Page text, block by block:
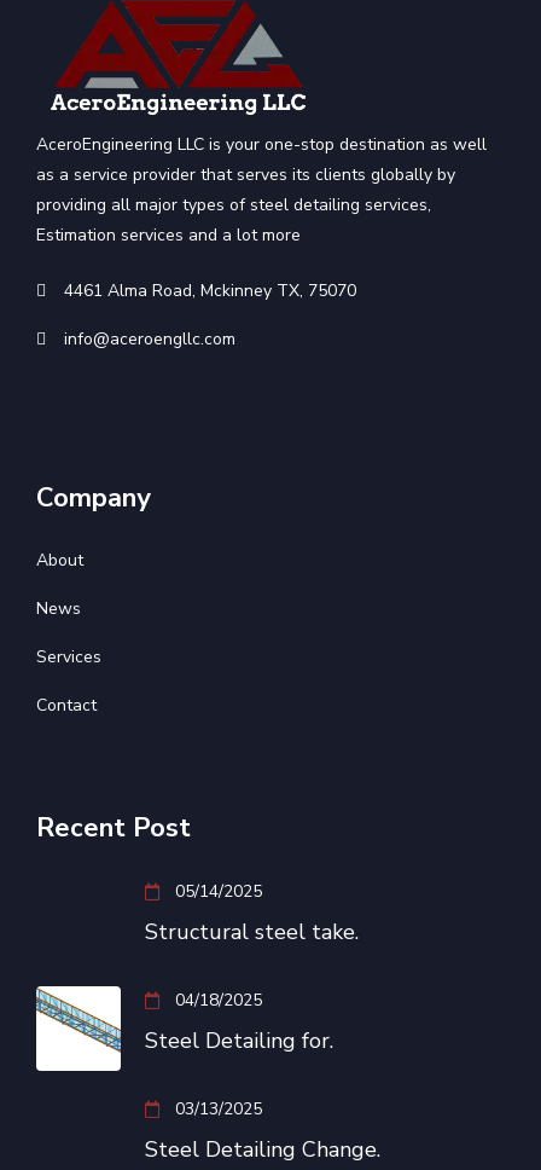
AceroEngineering LLC is your one-stop destination as well
as a service provider that serves its clients globally by
providing all major types of steel detailing services,
Estimation services and a lot more
4461 Alma Road, Mckinney TX, 75070
info@aceroengllc.com
Company
About
News
Services
Contact
Recent Post
05/14/2025
Structural steel take.
04/18/2025
Steel Detailing for.
03/13/2025
Steel Detailing Change.